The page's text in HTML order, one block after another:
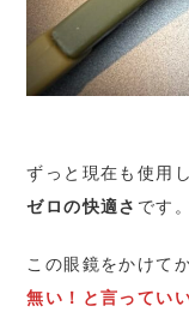
ずっと現在も使用
ゼロの快適さ です。
この眼鏡をかけて
無い！と言ってい